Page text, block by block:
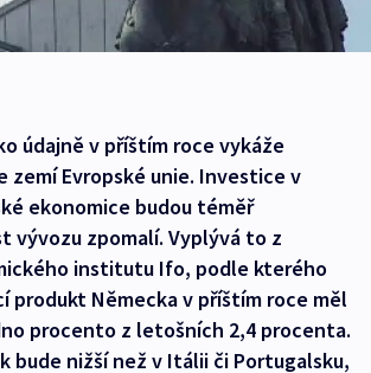
údajně v příštím roce vykáže
zemí Evropské unie. Investice v
ekonomice budou téměř
vývozu zpomalí. Vyplývá to z
institutu Ifo, podle kterého
produkt Německa v příštím roce měl
procento z letošních 2,4 procenta.
bude nižší než v Itálii či Portugalsku,